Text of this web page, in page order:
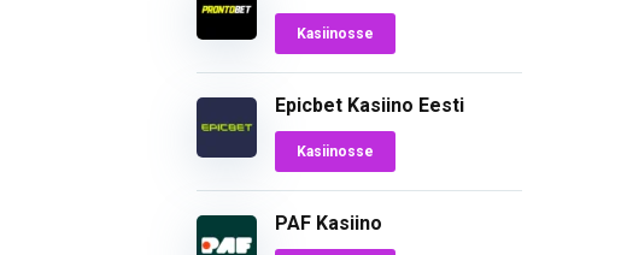
Kasiinosse
Epicbet Kasiino Eesti
Kasiinosse
PAF Kasiino